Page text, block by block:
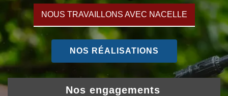
NOUS TRAVAILLONS AVEC NACELLE
NOS RÉALISATIONS
Nos engagements